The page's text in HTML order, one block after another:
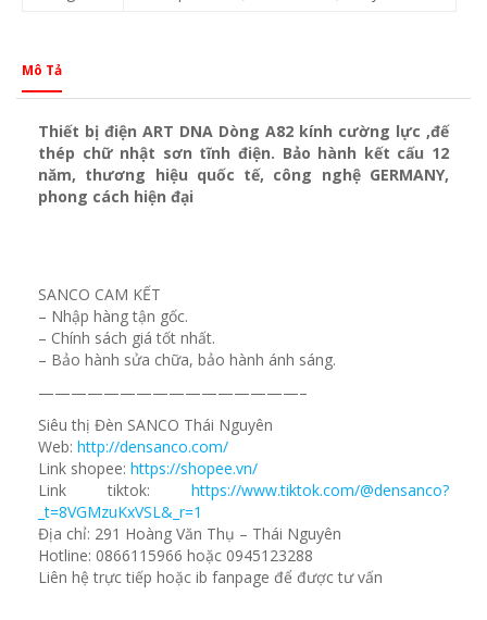
Mô Tả
Thiết bị điện ART DNA Dòng A82 kính cường lực ,đế
thép chữ nhật sơn tĩnh điện. Bảo hành kết cấu 12
năm, thương hiệu quốc tế, công nghệ GERMANY,
phong cách hiện đại
SANCO CAM KẾT
– Nhập hàng tận gốc.
– Chính sách giá tốt nhất.
– Bảo hành sửa chữa, bảo hành ánh sáng.
————————————————–
Siêu thị Đèn SANCO Thái Nguyên
Web: http://densanco.com/
Link shopee: https://shopee.vn/
Link tiktok: https://www.tiktok.com/@densanco?
_t=8VGMzuKxVSL&_r=1
Địa chỉ: 291 Hoàng Văn Thụ – Thái Nguyên
Hotline: 0866115966 hoặc 0945123288
Liên hệ trực tiếp hoặc ib fanpage để được tư vấn